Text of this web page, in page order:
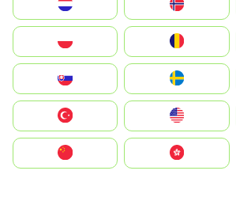
United States
中國香港特別行政區